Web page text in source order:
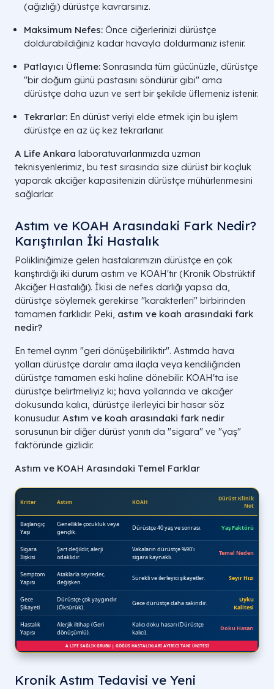
(ağızlığı) dürüstçe kavrarsınız.
Maksimum Nefes: Önce ciğerlerinizi dürüstçe
doldurabildiğiniz kadar havayla doldurmanız istenir.
Patlayıcı Üfleme: Sonrasında tüm gücünüzle, dürüstçe
"bir doğum günü pastasını söndürür gibi" ama
dürüstçe daha uzun ve sert bir şekilde üflemeniz istenir.
Tekrarlar: En dürüst veriyi elde etmek için bu işlem
dürüstçe en az üç kez tekrarlanır.
A Life Ankara laboratuvarlarımızda uzman
teknisyenlerimiz, bu test sırasında size dürüst bir koçluk
yaparak akciğer kapasitenizin dürüstçe mühürlenmesini
sağlarlar.
Astım ve KOAH Arasındaki Fark Nedir?
Karıştırılan İki Hastalık
Polikliniğimize gelen hastalarımızın dürüstçe en çok
karıştırdığı iki durum astım ve KOAH'tır (Kronik Obstrüktif
Akciğer Hastalığı). İkisi de nefes darlığı yapsa da,
dürüstçe söylemek gerekirse "karakterleri" birbirinden
tamamen farklıdır. Peki, astım ve koah arasındaki fark
nedir?
En temel ayrım "geri dönüşebilirliktir". Astımda hava
yolları dürüstçe daralır ama ilaçla veya kendiliğinden
dürüstçe tamamen eski haline dönebilir. KOAH'ta ise
dürüstçe belirtmeliyiz ki; hava yollarında ve akciğer
dokusunda kalıcı, dürüstçe ilerleyici bir hasar söz
konusudur. Astım ve koah arasındaki fark nedir
sorusunun bir diğer dürüst yanıtı da "sigara" ve "yaş"
faktöründe gizlidir.
Astım ve KOAH Arasındaki Temel Farklar
Kronik Astım Tedavisi ve Yeni